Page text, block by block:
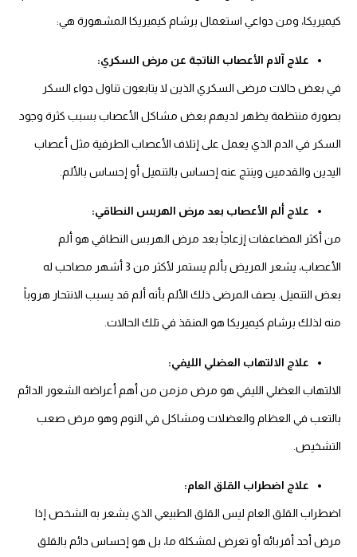
كيميريكا، ومن دواعي استعمال برشام كيميريكا المشهورة هي:
علاج آلام الأعصاب الناتجة عن مرض السكري:
في بعض حالات مرضى السكري الذين لا يتابعون تناول دواء السكر
بصورة منتظمة يظهر لديهم بعض مشاكل الأعصاب بسبب كثرة وجود
السكر في الدم الذي يعمل على إتلاف الأعصاب الطرفية مثل أعصاب
اليدين والقدمين وينتج عنه إحساس بالتنميل أو إحساس بالألم.
علاج ألم الأعصاب بعد مرض الهربس النطاقي:
من أكثر المضاعفات إزعاجاً بعد مرض الهربس النطاقي هو ألم
الأعصاب، يشعر المريض بألم يستمر لأكثر من 3 أشهر مصاحب له
بعض التنميل. يصف المرضى ذلك الألم بأنه ألم قد يسبب الانتحار هروباً
منه لذلك برشام كيميريكا هو المنقذ في تلك الحالات.
علاج الالتهاب العضلي الليفي:
الالتهاب العضلي الليفي هو مرض مزمن من أهم أعراضه الشعور الدائم
بالتعب في العظام والعضلات ومشاكل في النوم وهو مرض صعب
التشخيص.
علاج اضطراب القلق العام:
اضطراب القلق العام ليس القلق الطبيعي الذي يشعر به الشخص إذا
مرض أحد أقربائه أو تعرض لمشكلة ما، بل هو إحساس دائم بالقلق